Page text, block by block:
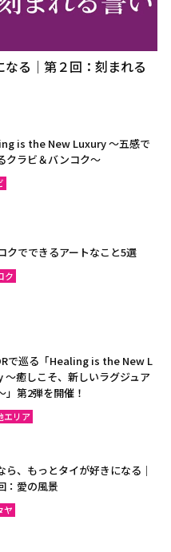
る｜第２回：刻まれる
is the New Luxury ～五感で
クラビ＆バンコク～
クでできるアートなこと5選
ク
Rで巡る「Healing is the New L
～癒しこそ、新しいラグジュア
」第2弾を開催！
エリア
ら、もっとタイが好きになる｜
：愛の風景
ヤ